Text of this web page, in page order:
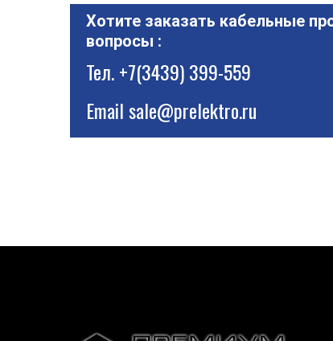
Хотите заказать кабельные
вопросы :
Тел.+7(3439) 399-559
Emailsale@prelektro.ru